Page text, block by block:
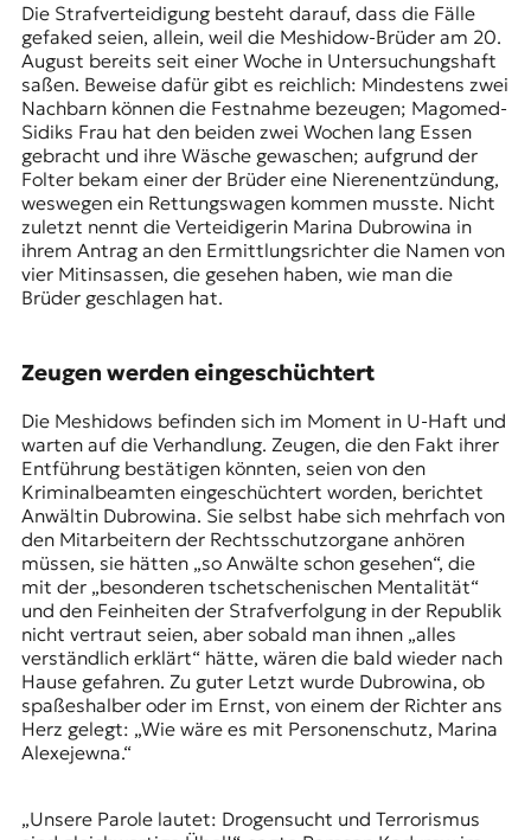
Die Strafverteidigung besteht darauf, dass die Fälle
gefaked seien, allein, weil die Meshidow-Brüder am 20.
August bereits seit einer Woche in Untersuchungshaft
saßen. Beweise dafür gibt es reichlich: Mindestens zwei
Nachbarn können die Festnahme bezeugen; Magomed-
Sidiks Frau hat den beiden zwei Wochen lang Essen
gebracht und ihre Wäsche gewaschen; aufgrund der
Folter bekam einer der Brüder eine Nierenentzündung,
weswegen ein Rettungswagen kommen musste. Nicht
zuletzt nennt die Verteidigerin Marina Dubrowina in
ihrem Antrag an den Ermittlungsrichter die Namen von
vier Mitinsassen, die gesehen haben, wie man die
Brüder geschlagen hat.
Zeugen werden eingeschüchtert
Die Meshidows befinden sich im Moment in U-Haft und
warten auf die Verhandlung. Zeugen, die den Fakt ihrer
Entführung bestätigen könnten, seien von den
Kriminalbeamten eingeschüchtert worden, berichtet
Anwältin Dubrowina. Sie selbst habe sich mehrfach von
den Mitarbeitern der Rechtsschutzorgane anhören
müssen, sie hätten „so Anwälte schon gesehen“, die
mit der „besonderen tschetschenischen Mentalität“
und den Feinheiten der Strafverfolgung in der Republik
nicht vertraut seien, aber sobald man ihnen „alles
verständlich erklärt“ hätte, wären die bald wieder nach
Hause gefahren. Zu guter Letzt wurde Dubrowina, ob
spaßeshalber oder im Ernst, von einem der Richter ans
Herz gelegt: „Wie wäre es mit Personenschutz, Marina
Alexejewna.“
„Unsere Parole lautet: Drogensucht und Terrorismus